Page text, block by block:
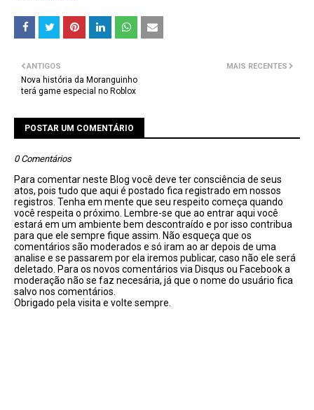
MAIS RECENTES
ANTIGOS
Nova história da Moranguinho
terá game especial no Roblox
POSTAR UM COMENTÁRIO
0 Comentários
Para comentar neste Blog você deve ter consciência de seus
atos, pois tudo que aqui é postado fica registrado em nossos
registros. Tenha em mente que seu respeito começa quando
você respeita o próximo. Lembre-se que ao entrar aqui você
estará em um ambiente bem descontraído e por isso contribua
para que ele sempre fique assim. Não esqueça que os
comentários são moderados e só iram ao ar depois de uma
analise e se passarem por ela iremos publicar, caso não ele será
deletado. Para os novos comentários via Disqus ou Facebook a
moderação não se faz necesária, já que o nome do usuário fica
salvo nos comentários.
Obrigado pela visita e volte sempre.